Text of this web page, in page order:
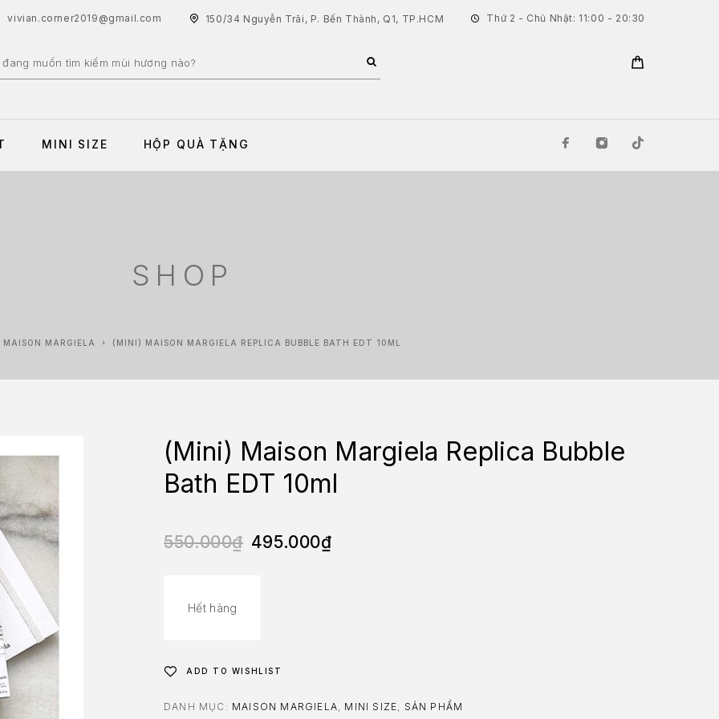
vivian.corner2019@gmail.com 150/34 Nguyễn Trãi, P. Bến Thành, Q1, TP.HCM Thứ 2 - Chủ Nhật: 11:00 - 20:30
MINI SIZE HỘP QUÀ TẶNG
SHOP
MAISON MARGIELA (MINI) MAISON MARGIELA REPLICA BUBBLE BATH EDT 10ML
(Mini) Maison Margiela Replica Bubble
Bath EDT 10ml
550.000₫ 495.000₫
Hết hàng
ADD TO WISHLIST
DANH MỤC: MAISON MARGIELA MINI SIZE SẢN PHẨM